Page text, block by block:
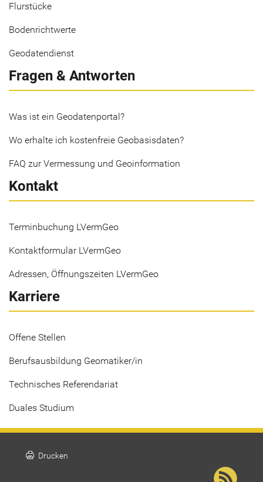
Flurstücke
Bodenrichtwerte
Geodatendienst
Fragen & Antworten
Was ist ein Geodatenportal?
Wo erhalte ich kostenfreie Geobasisdaten?
FAQ zur Vermessung und Geoinformation
Kontakt
Terminbuchung LVermGeo
Kontaktformular LVermGeo
Adressen, Öffnungszeiten LVermGeo
Karriere
Offene Stellen
Berufsausbildung Geomatiker/in
Technisches Referendariat
Duales Studium
print Drucken